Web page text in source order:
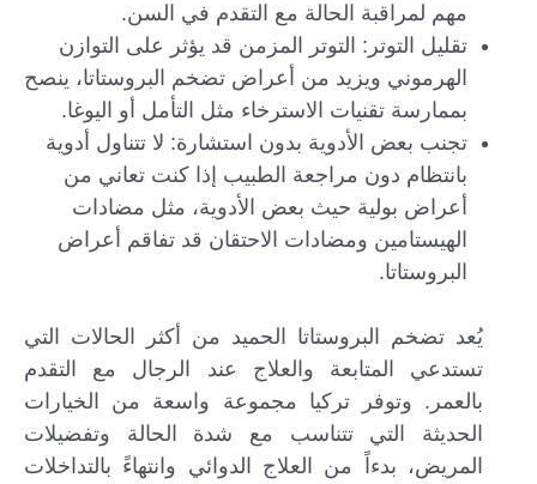
مهم لمراقبة الحالة مع التقدم في السن.
تقليل التوتر: التوتر المزمن قد يؤثر على التوازن
الهرموني ويزيد من أعراض تضخم البروستاتا، ينصح
بممارسة تقنيات الاسترخاء مثل التأمل أو اليوغا.
تجنب بعض الأدوية بدون استشارة: لا تتناول أدوية
بانتظام دون مراجعة الطبيب إذا كنت تعاني من
أعراض بولية حيث بعض الأدوية، مثل مضادات
الهيستامين ومضادات الاحتقان قد تفاقم أعراض
البروستاتا.
يُعد تضخم البروستاتا الحميد من أكثر الحالات التي
تستدعي المتابعة والعلاج عند الرجال مع التقدم
بالعمر. وتوفر تركيا مجموعة واسعة من الخيارات
الحديثة التي تتناسب مع شدة الحالة وتفضيلات
المريض، بدءاً من العلاج الدوائي وانتهاءً بالتداخلات